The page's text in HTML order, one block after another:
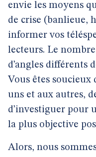
envie les moyens
de crise (banlieue,
informer vos
lecteurs. Le
d’angles différents
Vous êtes
uns et aux autres,
d’investiguer pour
la plus objective
Alors, nous